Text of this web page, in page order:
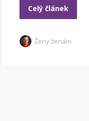
Celý článek
Ženy ženám